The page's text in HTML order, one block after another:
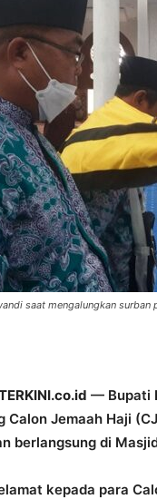
saat mengalungkan
— Bupati
Calon Jemaah Haji
berlangsung di
kepada para